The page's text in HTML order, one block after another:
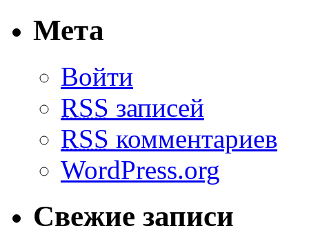
Мета
Войти
RSS записей
RSS комментариев
WordPress.org
Свежие записи